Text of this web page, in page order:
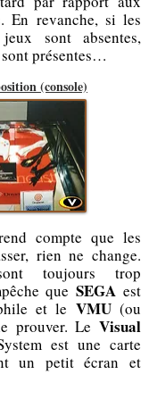
En revanche, si les
sont absentes,
présentes…
(console)
compte que les
rien ne change.
toujours trop
queSEGA est
et le VMU(ou
prouver. Le Visual
est une carte
un petit écran et